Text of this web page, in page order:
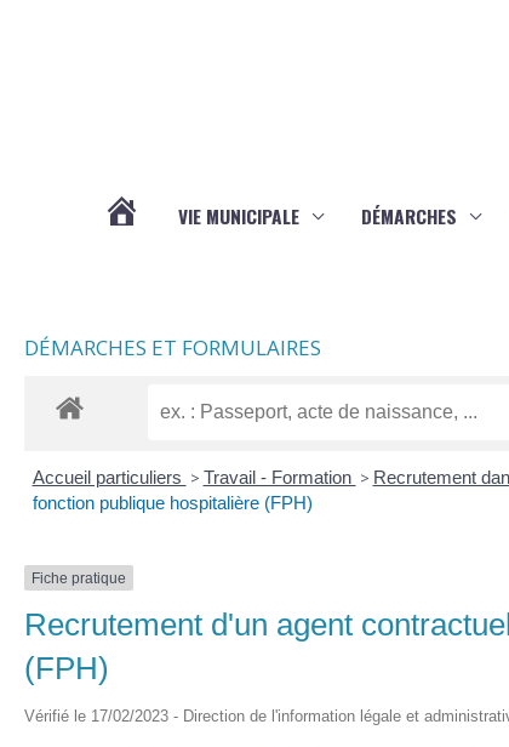
VIE MUNICIPALE DÉMARCHES
DÉMARCHES ET FORMULAIRES
Accueil particuliers > Travail - Formation > Recrutement
fonction publique hospitalière (FPH)
Fiche pratique
Recrutement d'un agent
(FPH)
Vérifié le 17/02/2023 - Direction de l'information légale et